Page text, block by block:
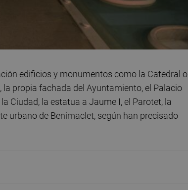
edificios y monumentos como la Catedral o
la propia fachada del Ayuntamiento, el Palacio
Ciudad, la estatua a Jaume I, el Parotet, la
urbano de Benimaclet, según han precisado